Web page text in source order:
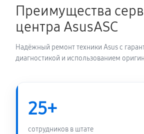
Замена шлейфа матрицы
860 руб
Замена термопасты ноутбука Asus
AH049T (90NB0SL1-M03830)
Замена системы охлаждения
Преимущества
центра AsusASC
Надёжный ремонт техники Asus с
диагностикой и использованием
25+
сотрудников в штате